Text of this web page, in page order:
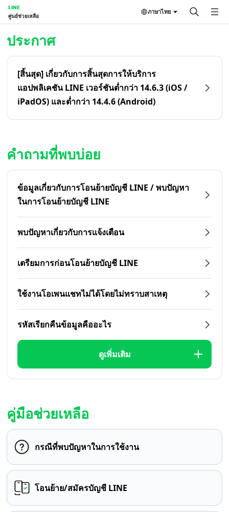
LINE
ศูนย์ช่วยเหลือ
ภาษาไทย
ประกาศ
[สิ้นสุด] เกี่ยวกับการสิ้นสุดการให้บริการ
แอปพลิเคชัน LINE เวอร์ชันต่ำกว่า 14.6.3 (iOS /
iPadOS) และต่ำกว่า 14.4.6 (Android)
คำถามที่พบบ่อย
ข้อมูลเกี่ยวกับการโอนย้ายบัญชี LINE / พบปัญหา
ในการโอนย้ายบัญชี LINE
พบปัญหาเกี่ยวกับการแจ้งเตือน
เตรียมการก่อนโอนย้ายบัญชี LINE
ใช้งานโอเพนแชทไม่ได้โดยไม่ทราบสาเหตุ
รหัสเรียกคืนข้อมูลคืออะไร
ดูเพิ่มเติม
คู่มือช่วยเหลือ
กรณีที่พบปัญหาในการใช้งาน
โอนย้าย/สมัครบัญชี LINE